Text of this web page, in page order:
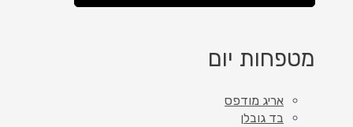
מטפחות יום
אריג מודפס
בד גובלן